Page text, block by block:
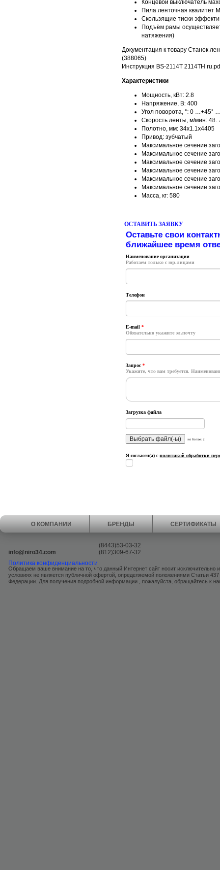
Концевой выключатель
Пила ленточная квалитет
Скользящие тиски
Подъём рамы
натяжения)
Документация к товару Станок
(388065)
Инструкция BS-2114T 2114TH
Характеристики
Мощность, кВт: 2.8
Напряжение, В: 400
Угол поворота, °: 0 …+45°
Скорость ленты, м/мин: 48.
Полотно, мм: 34х1.1х4405
Привод: зубчатый
Максимальное сечение
Максимальное сечение
Максимальное сечение
Максимальное сечение
Максимальное сечение
Максимальное сечение
Масса, кг: 580
ОСТАВИТЬ ЗАЯВКУ
Оставьте свои
ближайшее время
Наименование организации
Работаем только с юр.лицами
Телефон
E-mail*
Обязательно укажите эл.почту
Запрос*
Укажите, что вам требуется.
Загрузка файла
не более: 2
Я согласен(а) сполитикой обработки
О КОМПАНИИ БРЕНДЫ СЕРТИФИКАТЫ
info@niro34.com
(8443)53-03-32
(812)309-67-32
Политика конфиденциальности
Обращаем ваше внимание на то, что данный Интернет сайт носит исключительно
условиях не является публичной офертой, определяемой положениями Статьи 437
Федерации. Для получения подробной информации , пожалуйста, обращайтесь к